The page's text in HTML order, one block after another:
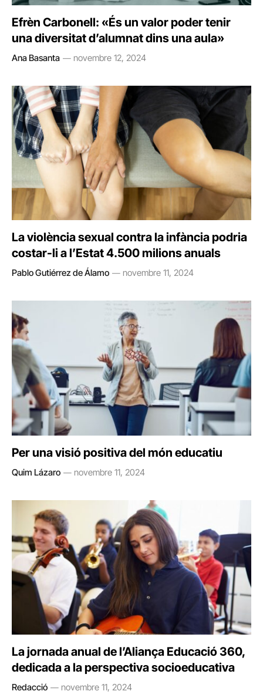
Efrèn Carbonell: «És un valor poder tenir
una diversitat d’alumnat dins una aula»
Ana Basanta novembre 12, 2024
La violència sexual contra la infància podria
costar-li a l’Estat 4.500 milions anuals
Pablo Gutiérrez de Álamo novembre 11, 2024
Per una visió positiva del món educatiu
Quim Lázaro novembre 11, 2024
La jornada anual de l’Aliança Educació 360,
dedicada a la perspectiva socioeducativa
Redacció novembre 11, 2024